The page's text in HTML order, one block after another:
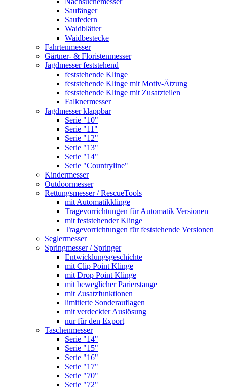
Saufänger
Saufedern
Waidblätter
Waidbestecke
Fahrtenmesser
Gärtner- & Floristenmesser
Jagdmesser feststehend
feststehende Klinge
feststehende Klinge mit Motiv-Ätzung
feststehende Klinge mit Zusatzteilen
Falknermesser
Jagdmesser klappbar
Serie "10"
Serie "11"
Serie "12"
Serie "13"
Serie "14"
Serie "Countryline"
Kindermesser
Outdoormesser
Rettungsmesser / RescueTools
mit Automatikklinge
Tragevorrichtungen für Automatik Versionen
mit feststehender Klinge
Tragevorrichtungen für feststehende Versionen
Seglermesser
Springmesser / Springer
Entwicklungsgeschichte
mit Clip Point Klinge
mit Drop Point Klinge
mit beweglicher Parierstange
mit Zusatzfunktionen
limitierte Sonderauflagen
mit verdeckter Auslösung
nur für den Export
Taschenmesser
Serie "14"
Serie "15"
Serie "16"
Serie "17"
Serie "70"
Serie "72"